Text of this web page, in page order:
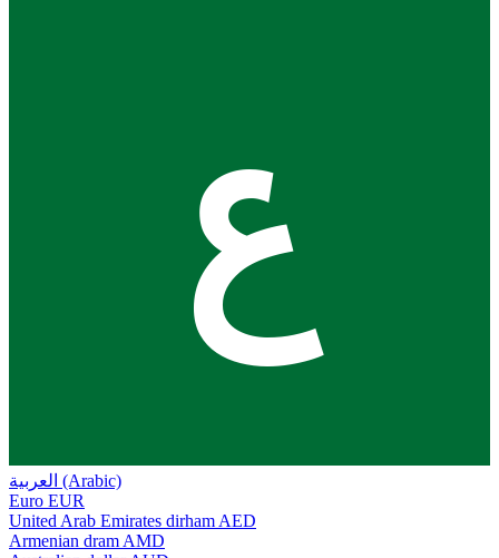
ع
العربية (Arabic)
Euro EUR
United Arab Emirates dirham AED
Armenian dram AMD